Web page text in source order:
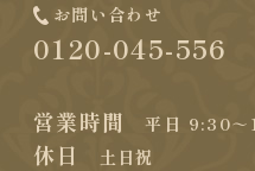
お問い合わせ
0120-045-556
営業時間 平日 9:30
休日 土日祝